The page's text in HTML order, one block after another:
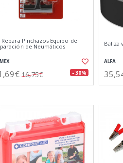
Repara Pinchazos Equipo de
de Neumáticos
16,75€ - 30%
Baliza
ALFA